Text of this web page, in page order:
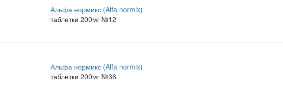
Альфа нормикс (Alfa normix)
таблетки 200мг №12
Альфа нормикс (Alfa normix)
таблетки 200мг №36